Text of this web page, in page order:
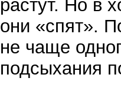
растут. Но в
они «спят».
не чаще
подсыхания